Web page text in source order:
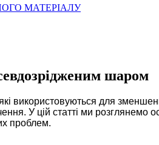
шаром
для
У цій статті ми
проблем.